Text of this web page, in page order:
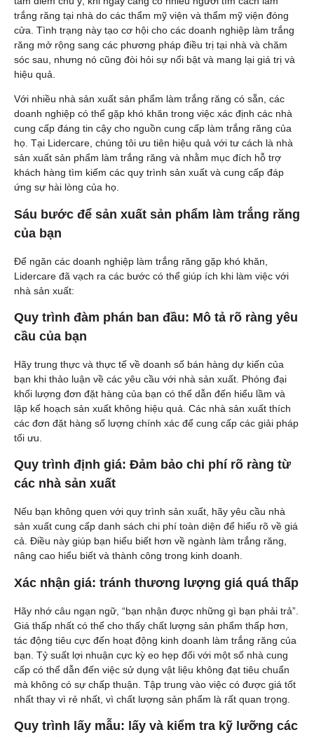
trắng răng tại nhà do các thẩm mỹ viện và thẩm mỹ viện đóng
cửa. Tình trạng này tạo cơ hội cho các doanh nghiệp làm trắng
răng mở rộng sang các phương pháp điều trị tại nhà và chăm
sóc sau, nhưng nó cũng đòi hỏi sự nổi bật và mang lại giá trị và
hiệu quả.
Với nhiều nhà sản xuất sản phẩm làm trắng răng có sẵn, các
doanh nghiệp có thể gặp khó khăn trong việc xác định các nhà
cung cấp đáng tin cậy cho nguồn cung cấp làm trắng răng của
họ. Tại Lidercare, chúng tôi ưu tiên hiệu quả với tư cách là nhà
sản xuất sản phẩm làm trắng răng và nhằm mục đích hỗ trợ
khách hàng tìm kiếm các quy trình sản xuất và cung cấp đáp
ứng sự hài lòng của họ.
Sáu bước để sản xuất sản phẩm làm trắng răng
của bạn
Để ngăn các doanh nghiệp làm trắng răng gặp khó khăn,
Lidercare đã vạch ra các bước có thể giúp ích khi làm việc với
nhà sản xuất:
Quy trình đàm phán ban đầu: Mô tả rõ ràng yêu
cầu của bạn
Hãy trung thực và thực tế về doanh số bán hàng dự kiến của
bạn khi thảo luận về các yêu cầu với nhà sản xuất. Phóng đại
khối lượng đơn đặt hàng của bạn có thể dẫn đến hiểu lầm và
lập kế hoạch sản xuất không hiệu quả. Các nhà sản xuất thích
các đơn đặt hàng số lượng chính xác để cung cấp các giải pháp
tối ưu.
Quy trình định giá: Đảm bảo chi phí rõ ràng từ
các nhà sản xuất
Nếu bạn không quen với quy trình sản xuất, hãy yêu cầu nhà
sản xuất cung cấp danh sách chi phí toàn diện để hiểu rõ về giá
cả. Điều này giúp bạn hiểu biết hơn về ngành làm trắng răng,
nâng cao hiểu biết và thành công trong kinh doanh.
Xác nhận giá: tránh thương lượng giá quá thấp
Hãy nhớ câu ngạn ngữ, “bạn nhận được những gì bạn phải trả”.
Giá thấp nhất có thể cho thấy chất lượng sản phẩm thấp hơn,
tác động tiêu cực đến hoạt động kinh doanh làm trắng răng của
bạn. Tỷ suất lợi nhuận cực kỳ eo hẹp đối với một số nhà cung
cấp có thể dẫn đến việc sử dụng vật liệu không đạt tiêu chuẩn
mà không có sự chấp thuận. Tập trung vào việc có được giá tốt
nhất thay vì rẻ nhất, vì chất lượng sản phẩm là rất quan trọng.
Quy trình lấy mẫu: lấy và kiểm tra kỹ lưỡng các